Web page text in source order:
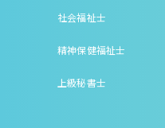
社会福祉士
精神保健福祉士
上級秘書士